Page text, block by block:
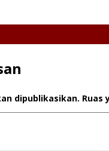
dipublikasikan. Ruas